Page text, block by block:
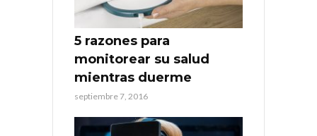
5 razones para
monitorear su salud
mientras duerme
septiembre 7, 2016